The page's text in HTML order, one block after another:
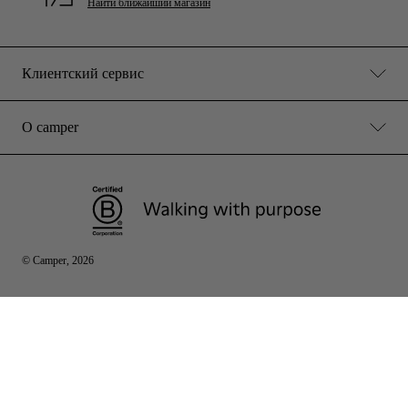
Клиентский сервис
О camper
Найти ближайший магазин
© Camper, 2026